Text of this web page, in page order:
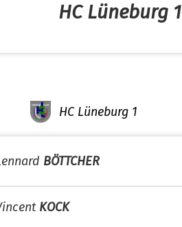
HC Lüneburg 1
HC Lüneburg 1
BÖTTCHER
KOCK